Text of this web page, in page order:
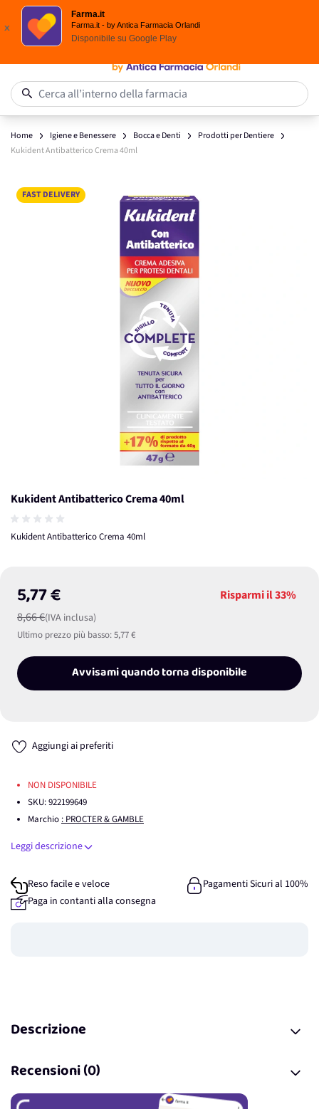
Spedizione
x
Farma.it
Farma.it - by Antica Farmacia Orlandi
Disponibile su Google Play
Salta al contenuto
Cerca all’interno della farmacia
Home Igiene e Benessere Bocca e Denti
Prodotti per Dentiere
Kukident Antibatterico Crema 40ml
FAST DELIVERY
Main image
Click to view image in fullscreen
Kukident Antibatterico Crema 40ml
Kukident Antibatterico Crema 40ml
5,77 €
8,66 €(IVA inclusa)
Risparmi il33%
Ultimo prezzo più basso:5,77 €
Avvisami quando torna disponibile
Aggiungi ai preferiti
NON DISPONIBILE
SKU:922199649
Marchio : PROCTER & GAMBLE
Leggi descrizione
Reso facile e veloce
Pagamenti Sicuri al 100%
Paga in contanti alla consegna
Descrizione
Recensioni (0)